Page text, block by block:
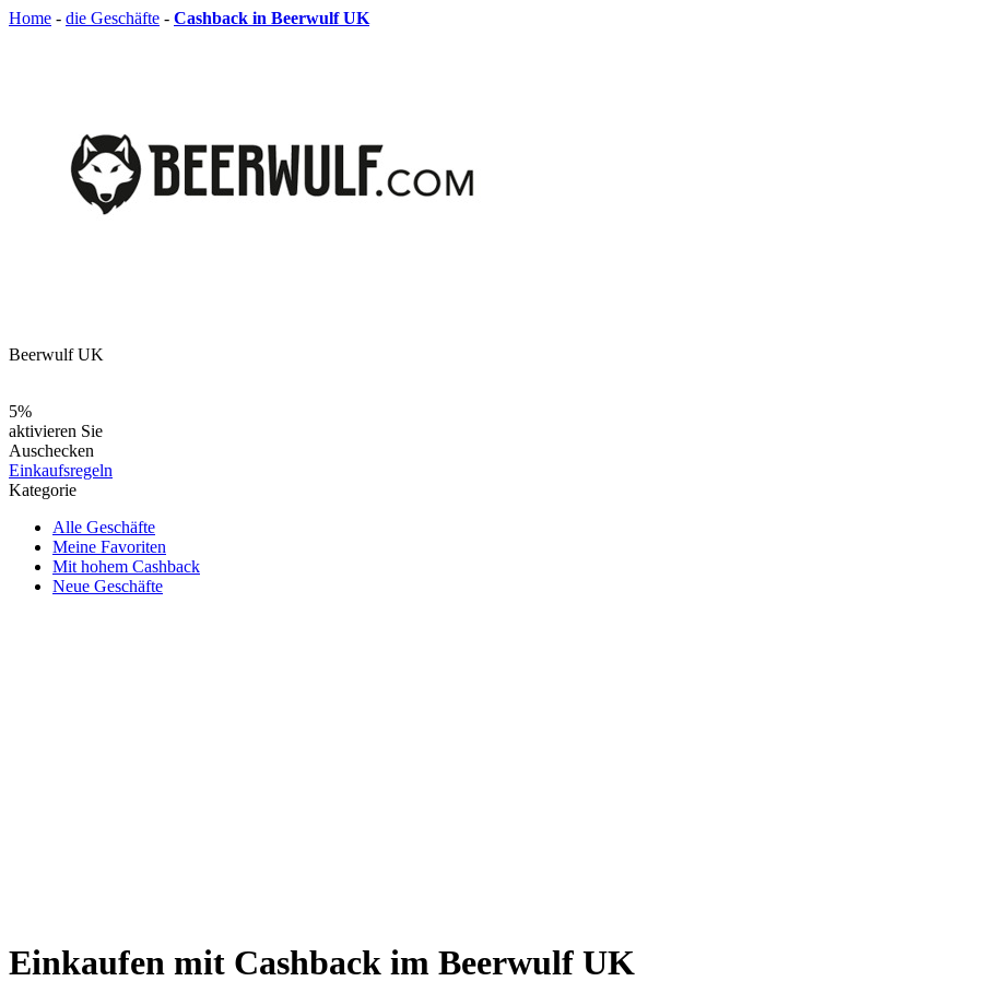
Home - die Geschäfte - Cashback in Beerwulf UK
Beerwulf UK
5%
aktivieren Sie
Auschecken
Einkaufsregeln
Kategorie
Alle Geschäfte
Meine Favoriten
Mit hohem Cashback
Neue Geschäfte
Einkaufen mit Cashback im Beerwulf UK